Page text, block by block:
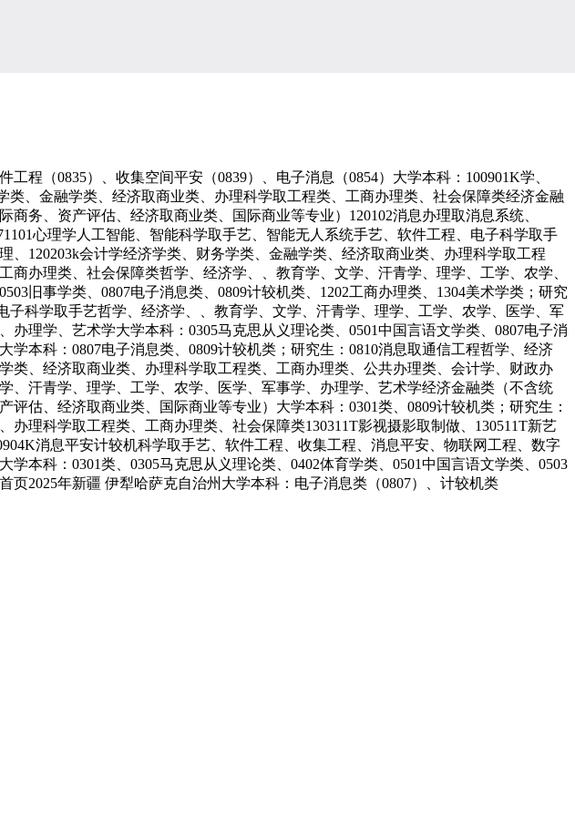
（0835）、收集空间平安（0839）、电子消息（0854）大学本科：100901K学、
类、金融学类、经济取商业类、办理科学取工程类、工商办理类、社会保障类经济金融
务、资产评估、经济取商业类、国际商业等专业）120102消息办理取消息系统、
心理学人工智能、智能科学取手艺、智能无人系统手艺、软件工程、电子科学取手
120203k会计学经济学类、财务学类、金融学类、经济取商业类、办理科学取工程
办理类、社会保障类哲学、经济学、、教育学、文学、汗青学、理学、工学、农学、
旧事学类、0807电子消息类、0809计较机类、1202工商办理类、1304美术学类；研究
子科学取手艺哲学、经济学、、教育学、文学、汗青学、理学、工学、农学、医学、军
理学、艺术学大学本科：0305马克思从义理论类、0501中国言语文学类、0807电子消
本科：0807电子消息类、0809计较机类；研究生：0810消息取通信工程哲学、经济
、经济取商业类、办理科学取工程类、工商办理类、公共办理类、会计学、财政办
汗青学、理学、工学、农学、医学、军事学、办理学、艺术学经济金融类（不含统
估、经济取商业类、国际商业等专业）大学本科：0301类、0809计较机类；研究生：
理科学取工程类、工商办理类、社会保障类130311T影视摄影取制做、130511T新艺
消息平安计较机科学取手艺、软件工程、收集工程、消息平安、物联网工程、数字
本科：0301类、0305马克思从义理论类、0402体育学类、0501中国言语文学类、0503
页2025年新疆 伊犁哈萨克自治州大学本科：电子消息类（0807）、计较机类